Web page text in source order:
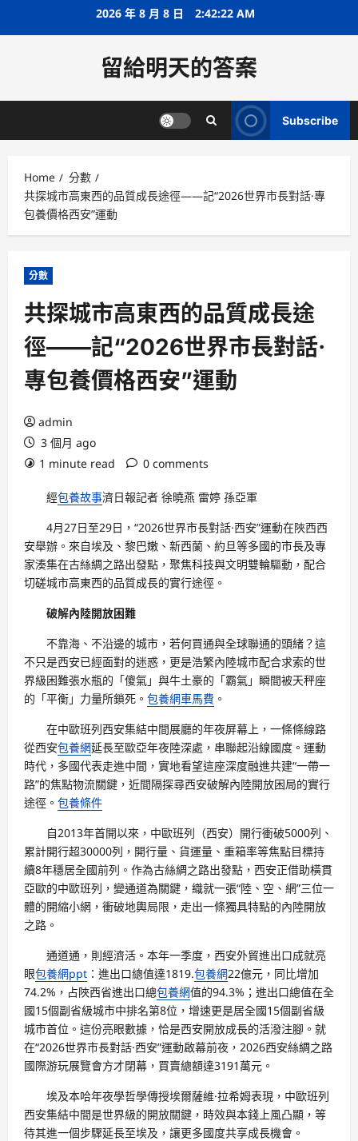
2026 年 8 月 8 日 2:42:23 AM
留給明天的答案
Subscribe
Home
分數
共探城市高東西的品質成長途徑——記“2026世界市長對話·專
包養價格西安”運動
分數
共探城市高東西的品質成長途
徑——記“2026世界市長對話·
專包養價格西安”運動
admin
3 個月 ago
1 minute read
0 comments
經包養故事濟日報記者 徐曉燕 雷婷 孫亞軍
4月27日至29日，“2026世界市長對話·西安”運動在陜西西
安舉辦。來自埃及、黎巴嫩、新西蘭、約旦等多國的市長及專
家湊集在古絲綢之路出發點，聚焦科技與文明雙輪驅動，配合
切磋城市高東西的品質成長的實行途徑。
破解內陸開放困難
不靠海、不沿邊的城市，若何買通與全球聯通的頭緒？這
不只是西安已經面對的迷惑，更是浩繁內陸城市配合求索的世
界級困難張水瓶的「傻氣」與牛土豪的「霸氣」瞬間被天秤座
的「平衡」力量所鎖死。 包養網車馬費 。
在中歐班列西安集結中間展廳的年夜屏幕上，一條條線路
從西安包養網延長至歐亞年夜陸深處，串聯起沿線國度。運動
時代，多國代表走進中間，實地看望這座深度融進共建“一帶一
路”的焦點物流關鍵，近間隔探尋西安破解內陸開放困局的實行
途徑。 包養條件
自2013年首開以來，中歐班列（西安）開行衝破5000列、
累計開行超30000列，開行量、貨運量、重箱率等焦點目標持
續8年穩居全國前列。作為古絲綢之路出發點，西安正借助橫貫
亞歐的中歐班列，變通道為關鍵，織就一張“陸、空、網”三位一
體的開縮小網，衝破地輿局限，走出一條獨具特點的內陸開放
之路。
通道通，則經濟活。本年一季度，西安外貿進出口成就亮
眼包養網ppt ：進出口總值達1819.包養網22億元，同比增加
74.2%，占陜西省進出口總包養網值的94.3%；進出口總值在全
國15個副省級城市中排名第8位，增速更是居全國15個副省級
城市首位。這份亮眼數據，恰是西安開放成長的活潑注腳。就
在“2026世界市長對話·西安”運動啟幕前夜，2026西安絲綢之路
國際游玩展覽會方才閉幕，買賣總額達3191萬元。
埃及本哈年夜學哲學傳授埃爾薩維·拉希姆表現，中歐班列
西安集結中間是世界級的開放關鍵，時效與本錢上風凸顯，等
待其進一個步驟延長至埃及，讓更多國度共享成長機會。